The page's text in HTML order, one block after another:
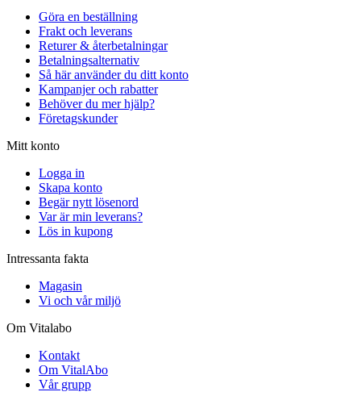
Göra en beställning
Frakt och leverans
Returer & återbetalningar
Betalningsalternativ
Så här använder du ditt konto
Kampanjer och rabatter
Behöver du mer hjälp?
Företagskunder
Mitt konto
Logga in
Skapa konto
Begär nytt lösenord
Var är min leverans?
Lös in kupong
Intressanta fakta
Magasin
Vi och vår miljö
Om Vitalabo
Kontakt
Om VitalAbo
Vår grupp